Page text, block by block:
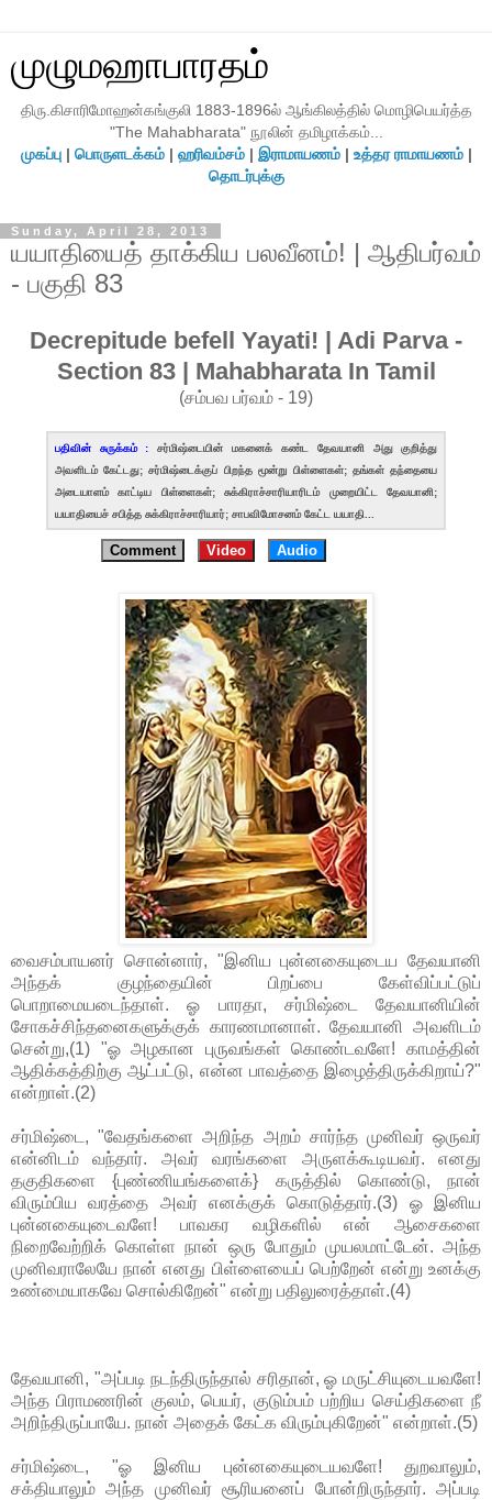
முழுமஹாபாரதம்
திரு.கிசாரிமோஹன்கங்குலி 1883-1896ல் ஆங்கிலத்தில் மொழிபெயர்த்த
"The Mahabharata" நூலின் தமிழாக்கம்...
முகப்பு| பொருளடக்கம்| ஹரிவம்சம்| இராமாயணம்| உத்தர ராமாயணம்|
தொடர்புக்கு
Sunday, April 28, 2013
யயாதியைத் தாக்கிய பலவீனம்! | ஆதிபர்வம்
- பகுதி 83
Decrepitude befell Yayati! | Adi Parva -
Section 83 | Mahabharata In Tamil
(சம்பவ பர்வம் - 19)
பதிவின் சுருக்கம் : சர்மிஷ்டையின் மகனைக் கண்ட தேவயானி அது குறித்து
அவளிடம் கேட்டது; சர்மிஷ்டைக்குப் பிறந்த மூன்று பிள்ளைகள்; தங்கள் தந்தையை
அடையாளம் காட்டிய பிள்ளைகள்; சுக்கிராச்சாரியாரிடம் முறையிட்ட தேவயானி;
யயாதியைச் சபித்த சுக்கிராச்சாரியார்; சாபவிமோசனம் கேட்ட யயாதி...
Comment Video Audio
வைசம்பாயனர் சொன்னார், "இனிய புன்னகையுடைய தேவயானி
அந்தக் குழந்தையின் பிறப்பை கேள்விப்பட்டுப்
பொறாமையடைந்தாள். ஓ பாரதா, சர்மிஷ்டை தேவயானியின்
சோகச்சிந்தனைகளுக்குக் காரணமானாள். தேவயானி அவளிடம்
சென்று,(1) "ஓ அழகான புருவங்கள் கொண்டவளே! காமத்தின்
ஆதிக்கத்திற்கு ஆட்பட்டு, என்ன பாவத்தை இழைத்திருக்கிறாய்?"
என்றாள்.(2)
சர்மிஷ்டை, "வேதங்களை அறிந்த அறம் சார்ந்த முனிவர் ஒருவர்
என்னிடம் வந்தார். அவர் வரங்களை அருளக்கூடியவர். எனது
தகுதிகளை {புண்ணியங்களைக்} கருத்தில் கொண்டு, நான்
விரும்பிய வரத்தை அவர் எனக்குக் கொடுத்தார்.(3) ஓ இனிய
புன்னகையுடைவளே! பாவகர வழிகளில் என் ஆசைகளை
நிறைவேற்றிக் கொள்ள நான் ஒரு போதும் முயலமாட்டேன். அந்த
முனிவராலேயே நான் எனது பிள்ளையைப் பெற்றேன் என்று உனக்கு
உண்மையாகவே சொல்கிறேன்" என்று பதிலுரைத்தாள்.(4)
தேவயானி, "அப்படி நடந்திருந்தால் சரிதான், ஓ மருட்சியுடையவளே!
அந்த பிராமணரின் குலம், பெயர், குடும்பம் பற்றிய செய்திகளை நீ
அறிந்திருப்பாயே. நான் அதைக் கேட்க விரும்புகிறேன்" என்றாள்.(5)
சர்மிஷ்டை, "ஓ இனிய புன்னகையுடையவளே! துறவாலும்,
சக்தியாலும் அந்த முனிவர் சூரியனைப் போன்றிருந்தார். அப்படி